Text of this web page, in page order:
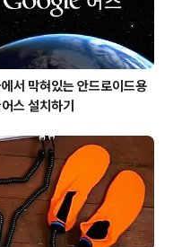
서 막혀있는 안드로이드용
스 설치하기